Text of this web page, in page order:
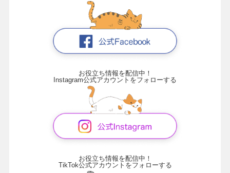
お役立ち情報を配信中！
Instagram公式アカウントをフォローする
お役立ち情報を配信中！
TikTok公式アカウントをフォローする